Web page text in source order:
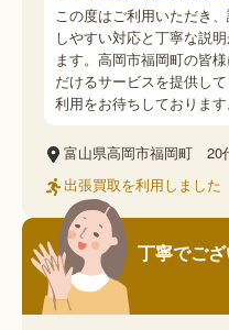
この度はご利用いただき
しやすい対応と丁寧な説
ます。高岡市福岡町の皆
だけるサービスを提供し
利用をお待ちしております
富山県高岡市福岡町 20
出張買取を利用しました
丁寧でご